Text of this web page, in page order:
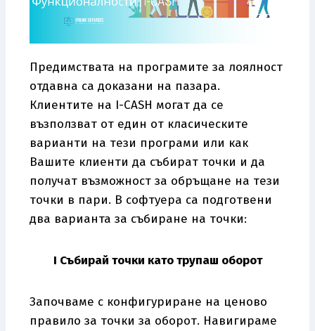
Предимствата на програмите за лоялност
отдавна са доказани на пазара.
Клиентите на I-CASH могат да се
възползват от един от класическите
варианти на тези програми или как
Вашите клиенти да събират точки и да
получат възможност за обръщане на тези
точки в пари. В софтуера са подготвени
два варианта за събиране на точки:
I Събирай точки като трупаш оборот
Започваме с конфигуриране на ценово
правило за точки за оборот. Навигираме